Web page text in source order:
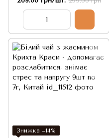
Знижка −14%